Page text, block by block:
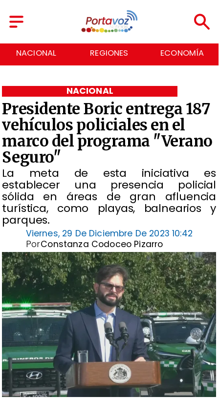
NACIONAL REGIONES ECONOMÍA
Presidente Boric entrega 187
vehículos policiales en el
marco del programa "Verano
Seguro"
La meta de esta iniciativa es
establecer una presencia policial
sólida en áreas de gran afluencia
turística, como playas, balnearios y
parques.
NACIONAL
Viernes, 29 De Diciembre De 2023 10:42
Constanza Codoceo Pizarro
Por